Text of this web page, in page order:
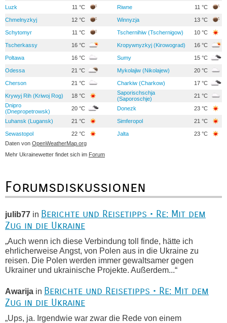
Luzk 11 °C Riwne 11 °C
Chmelnyzkyj 12 °C Winnyzja 13 °C
Schytomyr 11 °C Tschernihiw (Tschernigow) 10 °C
Tscherkassy 16 °C Kropywnyzkyj (Kirowograd) 16 °C
Poltawa 16 °C Sumy 15 °C
Odessa 21 °C Mykolajiw (Nikolajew) 20 °C
Cherson 21 °C Charkiw (Charkow) 17 °C
Krywyj Rih (Kriwoj Rog) 18 °C
Saporischschja
(Saporoschje)
21 °C
Dnipro
(Dnepropetrowsk)
20 °C Donezk 23 °C
Luhansk (Lugansk) 21 °C Simferopol 21 °C
Sewastopol 22 °C Jalta
23 °C
Daten von OpenWeatherMap.org
Mehr Ukrainewetter findet sich im Forum
Forumsdiskussionen
julib77 in Berichte und Reisetipps • Re: Mit dem
Zug in die Ukraine
„Auch wenn ich diese Verbindung toll finde, hätte ich
ehrlicherweise Angst, von Polen aus in die Ukraine zu
reisen. Die Polen werden immer gewaltsamer gegen
Ukrainer und ukrainische Projekte. Außerdem...“
Awarija in Berichte und Reisetipps • Re: Mit dem
Zug in die Ukraine
„Ups, ja. Irgendwie war zwar die Rede von einem